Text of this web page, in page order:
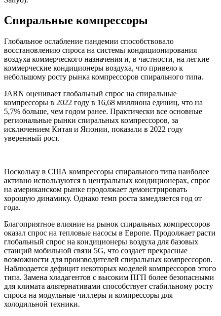
Спиральные компрессоры
Глобальное ослабление пандемии способствовало
восстановлению спроса на системы кондиционирования
воздуха коммерческого назначения и, в частности, на легкие
коммерческие кондиционеры воздуха, что привело к
небольшому росту рынка компрессоров спирального типа.
JARN оценивает глобальный спрос на спиральные
компрессоры в 2022 году в 16,68 миллиона единиц, что на
5,7% больше, чем годом ранее. Практически все основные
региональные рынки спиральных компрессоров, за
исключением Китая и Японии, показали в 2022 году
уверенный рост.
Поскольку в США компрессоры спирального типа наиболее
активно используются в центральных кондиционерах, спрос
на американском рынке продолжает демонстрировать
хорошую динамику. Однако темп роста замедляется год от
года.
Благоприятное влияние на рынок спиральных компрессоров
оказал спрос на тепловые насосы в Европе. Продолжает расти
глобальный спрос на кондиционеры воздуха для базовых
станций мобильной связи 5G, что создает прекрасные
возможности для производителей спиральных компрессоров.
Наблюдается дефицит некоторых моделей компрессоров этого
типа. Замена хладагентов с высоким ПГП более безопасными
для климата альтернативами способствует стабильному росту
спроса на модульные чиллеры и компрессоры для
холодильной техники.